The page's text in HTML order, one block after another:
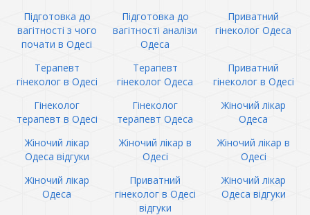
Підготовка до
вагітності з чого
почати в Одесі
Підготовка до
вагітності аналізи
Одеса
Приватний
гінеколог Одеса
Терапевт
гінеколог в Одесі
Терапевт
гінеколог Одеса
Приватний
гінеколог в Одесі
Гінеколог
терапевт в Одесі
Гінеколог
терапевт Одеса
Жіночий лікар
Одеса
Жіночий лікар
Одеса відгуки
Жіночий лікар в
Одесі
Жіночий лікар в
Одесі
Жіночий лікар
Одеса
Приватний
гінеколог в Одесі
відгуки
Жіночий лікар
Одеса відгуки